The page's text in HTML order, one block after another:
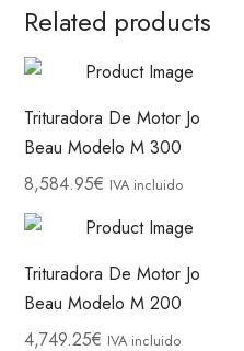
Related products
Trituradora De Motor Jo
Beau Modelo M 300
8,584.95€ IVA incluido
Trituradora De Motor Jo
Beau Modelo M 200
4,749.25€ IVA incluido